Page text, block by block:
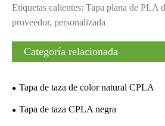
Etiquetas calientes: Tapa plana de PLA
proveedor, personalizada
Categoría relacionada
Tapa de taza de color natural CPLA
Tapa de taza CPLA negra